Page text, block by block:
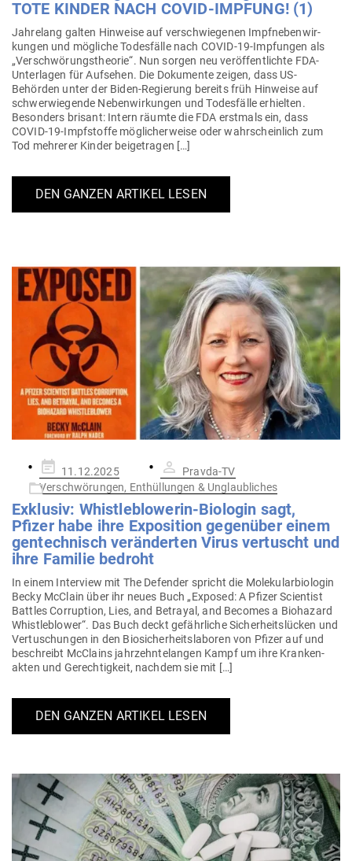
TOTE KINDER NACH COVID-IMPFUNG! (1)
Jah­relang galten Hin­weise auf ver­schwie­genen Impf­ne­ben­wir­
kungen und mög­liche Todes­fälle nach COVID-19-Imp­­fungen als
„Ver­schwö­rungs­theorie“. Nun sorgen neu ver­öf­fent­lichte FDA-
Unter­lagen für Auf­sehen. Die Doku­mente zeigen, dass US-
Behörden unter der Biden-Regierung bereits früh Hin­weise auf
schwer­wie­gende Neben­wir­kungen und Todes­fälle erhielten.
Besonders brisant: Intern räumte die FDA erstmals ein, dass
COVID-19-Impf­­stoffe mög­li­cher­weise oder wahr­scheinlich zum
Tod meh­rerer Kinder beigetragen […]
DEN GANZEN ARTIKEL LESEN
Gepostet
am
11.12.2025
Pravda-TV
Verschwörungen, Enthüllungen & Unglaubliches
Exklusiv: Whist­le­b­lo­werin-Bio­login sagt,
Pfizer habe ihre Expo­sition gegenüber einem
gen­tech­nisch ver­än­derten Virus ver­tuscht und
ihre Familie bedroht
In einem Interview mit The Defender spricht die Mole­ku­lar­bio­login
Becky McClain über ihr neues Buch „Exposed: A Pfizer Sci­entist
Battles Cor­ruption, Lies, and Betrayal, and Becomes a Bio­hazard
Whist­le­b­lower“. Das Buch deckt gefähr­liche Sicher­heits­lücken und
Ver­tu­schungen in den Bio­si­cher­heits­la­boren von Pfizer auf und
beschreibt McClains jahr­zehn­te­langen Kampf um ihre Kran­ken­
akten und Gerech­tigkeit, nachdem sie mit […]
DEN GANZEN ARTIKEL LESEN